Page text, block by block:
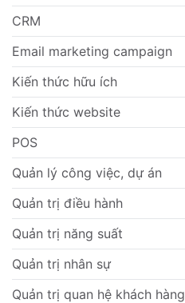
CRM
Email marketing campaign
Kiến thức hữu ích
Kiến thức website
POS
Quản lý công việc, dự án
Quản trị điều hành
Quản trị năng suất
Quản trị nhân sự
Quản trị quan hệ khách hàng